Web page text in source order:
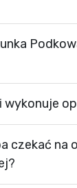
czekać na